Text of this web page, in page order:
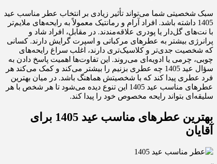
سبک شخصیتی شما می‌تواند تأثیر زیادی بر انتخاب عطر مناسب عید
1405 داشته باشد. افراد آرام و رمانتیک معمولاً به رایحه‌های ملایم‌تر
با نت‌های گل‌دار یا پودری علاقه‌مندند. در مقابل، افراد شاد و
پرانرژی بیشتر به عطرهای مرکباتی و اسپرت گرایش دارند. کسانی
که شخصیت جدی‌تر و کلاسیک‌تری دارند، اغلب سراغ رایحه‌های
چوبی، چرمی یا ادویه‌ای می‌روند. این تفاوت‌ها اهمیت پاسخ دادن به
سؤال عید 1405 چه عطری بزنیم را بیشتر می‌کند و کمک می‌کند هر
فرد عطری پیدا کند که با شخصیتش هماهنگ باشد. در میان بهترین
عطرهای مناسب عید 1405 این تنوع دیده می‌شود تا هر شخص با هر
سلیقه‌ای بتواند رایحه مخصوص خود را پیدا کند.
بهترین عطرهای مناسب عید 1405 برای
آقایان